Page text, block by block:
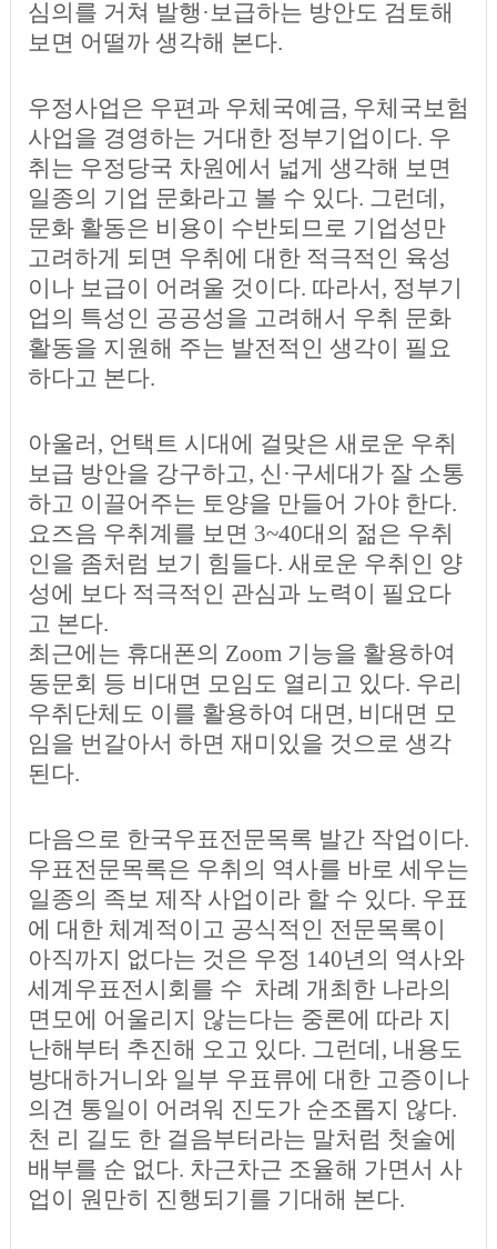
심의를 거쳐 발행·보급하는 방안도 검토해
보면 어떨까 생각해 본다.
우정사업은 우편과 우체국예금, 우체국보험
사업을 경영하는 거대한 정부기업이다. 우
취는 우정당국 차원에서 넓게 생각해 보면
일종의 기업 문화라고 볼 수 있다. 그런데,
문화 활동은 비용이 수반되므로 기업성만
고려하게 되면 우취에 대한 적극적인 육성
이나 보급이 어려울 것이다. 따라서, 정부기
업의 특성인 공공성을 고려해서 우취 문화
활동을 지원해 주는 발전적인 생각이 필요
하다고 본다.
아울러, 언택트 시대에 걸맞은 새로운 우취
보급 방안을 강구하고, 신·구세대가 잘 소통
하고 이끌어주는 토양을 만들어 가야 한다.
요즈음 우취계를 보면 3~40대의 젊은 우취
인을 좀처럼 보기 힘들다. 새로운 우취인 양
성에 보다 적극적인 관심과 노력이 필요다
고 본다.
최근에는 휴대폰의 Zoom 기능을 활용하여
동문회 등 비대면 모임도 열리고 있다. 우리
우취단체도 이를 활용하여 대면, 비대면 모
임을 번갈아서 하면 재미있을 것으로 생각
된다.
다음으로 한국우표전문목록 발간 작업이다.
우표전문목록은 우취의 역사를 바로 세우는
일종의 족보 제작 사업이라 할 수 있다. 우표
에 대한 체계적이고 공식적인 전문목록이
아직까지 없다는 것은 우정 140년의 역사와
세계우표전시회를 수 차례 개최한 나라의
면모에 어울리지 않는다는 중론에 따라 지
난해부터 추진해 오고 있다. 그런데, 내용도
방대하거니와 일부 우표류에 대한 고증이나
의견 통일이 어려워 진도가 순조롭지 않다.
천 리 길도 한 걸음부터라는 말처럼 첫술에
배부를 순 없다. 차근차근 조율해 가면서 사
업이 원만히 진행되기를 기대해 본다.